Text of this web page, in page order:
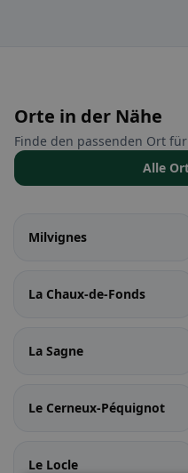
Orte in der Nähe
Finde den passenden Ort
Alle
Milvignes
La Chaux-de-Fonds
La Sagne
Le Cerneux-Péquignot
Le Locle